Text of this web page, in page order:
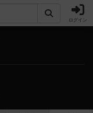
ログイン